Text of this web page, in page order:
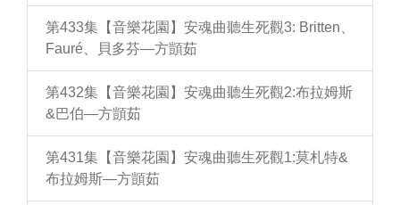
第433集【音樂花園】安魂曲聽生死觀3: Britten、
Fauré、貝多芬—方顗茹
第432集【音樂花園】安魂曲聽生死觀2:布拉姆斯
&巴伯—方顗茹
第431集【音樂花園】安魂曲聽生死觀1:莫札特&
布拉姆斯—方顗茹